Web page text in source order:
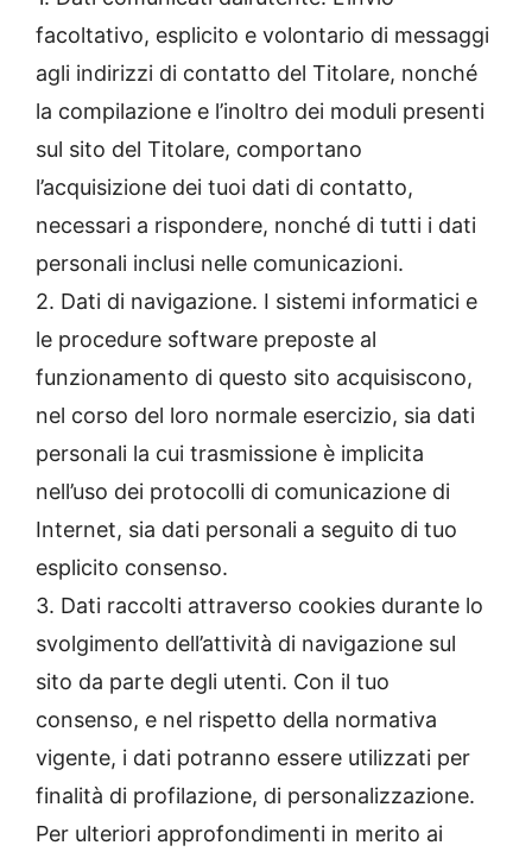
facoltativo, esplicito e volontario di messaggi
agli indirizzi di contatto del Titolare, nonché
la compilazione e l’inoltro dei moduli presenti
sul sito del Titolare, comportano
l’acquisizione dei tuoi dati di contatto,
necessari a rispondere, nonché di tutti i dati
personali inclusi nelle comunicazioni.
2. Dati di navigazione. I sistemi informatici e
le procedure software preposte al
funzionamento di questo sito acquisiscono,
nel corso del loro normale esercizio, sia dati
personali la cui trasmissione è implicita
nell’uso dei protocolli di comunicazione di
Internet, sia dati personali a seguito di tuo
esplicito consenso.
3. Dati raccolti attraverso cookies durante lo
svolgimento dell’attività di navigazione sul
sito da parte degli utenti. Con il tuo
consenso, e nel rispetto della normativa
vigente, i dati potranno essere utilizzati per
finalità di profilazione, di personalizzazione.
Per ulteriori approfondimenti in merito ai